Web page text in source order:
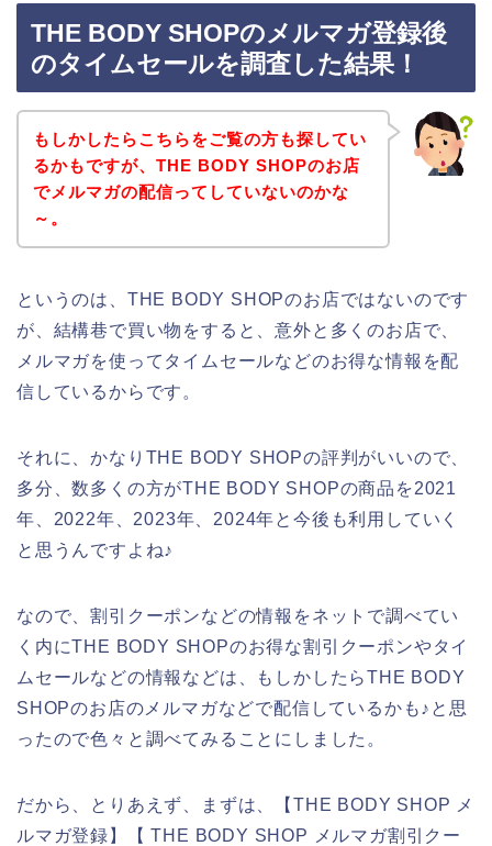
THE BODY SHOPのメルマガ登録後
のタイムセールを調査した結果！
もしかしたらこちらをご覧の方も探してい
るかもですが、THE BODY SHOPのお店
でメルマガの配信ってしていないのかな
～。
というのは、THE BODY SHOPのお店ではないのです
が、結構巷で買い物をすると、意外と多くのお店で、
メルマガを使ってタイムセールなどのお得な情報を配
信しているからです。
それに、かなりTHE BODY SHOPの評判がいいので、
多分、数多くの方がTHE BODY SHOPの商品を2021
年、2022年、2023年、2024年と今後も利用していく
と思うんですよね♪
なので、割引クーポンなどの情報をネットで調べてい
く内にTHE BODY SHOPのお得な割引クーポンやタイ
ムセールなどの情報などは、もしかしたらTHE BODY
SHOPのお店のメルマガなどで配信しているかも♪と思
ったので色々と調べてみることにしました。
だから、とりあえず、まずは、【THE BODY SHOP メ
ルマガ登録】【 THE BODY SHOP メルマガ割引クー